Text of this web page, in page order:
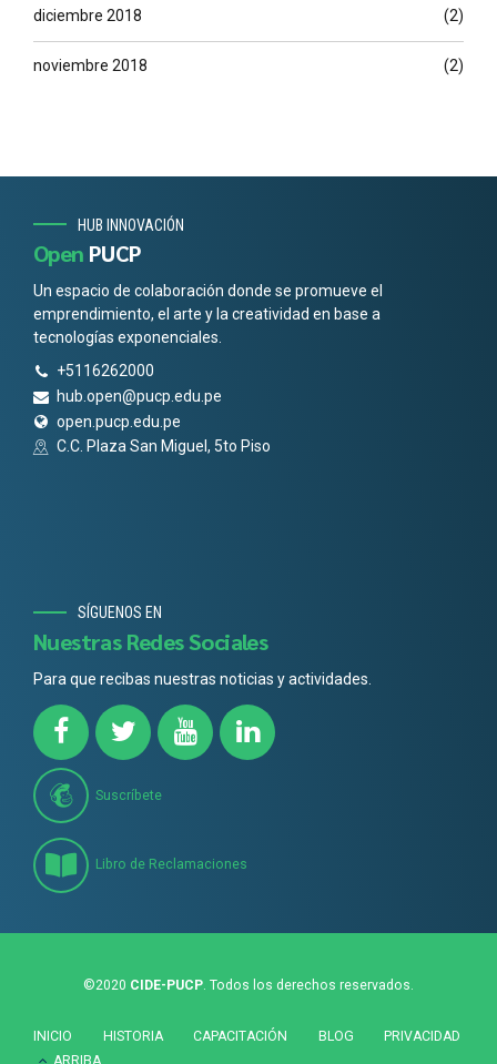
diciembre 2018 (2)
noviembre 2018 (2)
HUB INNOVACIÓN
Open PUCP
Un espacio de colaboración donde se promueve el
emprendimiento, el arte y la creatividad en base a
tecnologías exponenciales.
+5116262000
hub.open@pucp.edu.pe
open.pucp.edu.pe
C.C. Plaza San Miguel, 5to Piso
SÍGUENOS EN
Nuestras Redes Sociales
Para que recibas nuestras noticias y actividades.
Suscríbete
Libro de Reclamaciones
©2020 CIDE-PUCP. Todos los derechos reservados.
INICIO HISTORIA CAPACITACIÓN BLOG
PRIVACIDAD
ARRIBA